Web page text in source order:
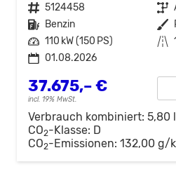
Fahrzeugnr. 5124458 Getriebe
Kraftstoff Benzin Außenfarbe
Leistung 110 kW (150 PS) Kilometerstand
01.08.2026
37.675,– €
incl. 19% MwSt.
Verbrauch kombiniert: 5,80
CO2-Klasse: D
CO2-Emissionen: 132,00 g/